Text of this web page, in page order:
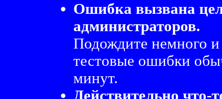
Ошибка вызвана
администраторов.
Подождите немного
тестовые ошибки
минут.
Действительно что-